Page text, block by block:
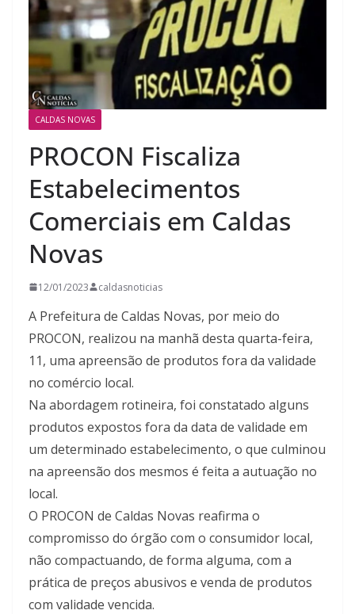
CALDAS NOVAS
PROCON Fiscaliza
Estabelecimentos
Comerciais em Caldas
Novas
12/01/2023 caldasnoticias
A Prefeitura de Caldas Novas, por meio do
PROCON, realizou na manhã desta quarta-feira,
11, uma apreensão de produtos fora da validade
no comércio local.
Na abordagem rotineira, foi constatado alguns
produtos expostos fora da data de validade em
um determinado estabelecimento, o que culminou
na apreensão dos mesmos é feita a autuação no
local.
O PROCON de Caldas Novas reafirma o
compromisso do órgão com o consumidor local,
não compactuando, de forma alguma, com a
prática de preços abusivos e venda de produtos
com validade vencida.